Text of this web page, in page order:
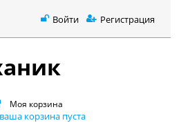
Войти Регистрация
Моя корзина
корзина пуста